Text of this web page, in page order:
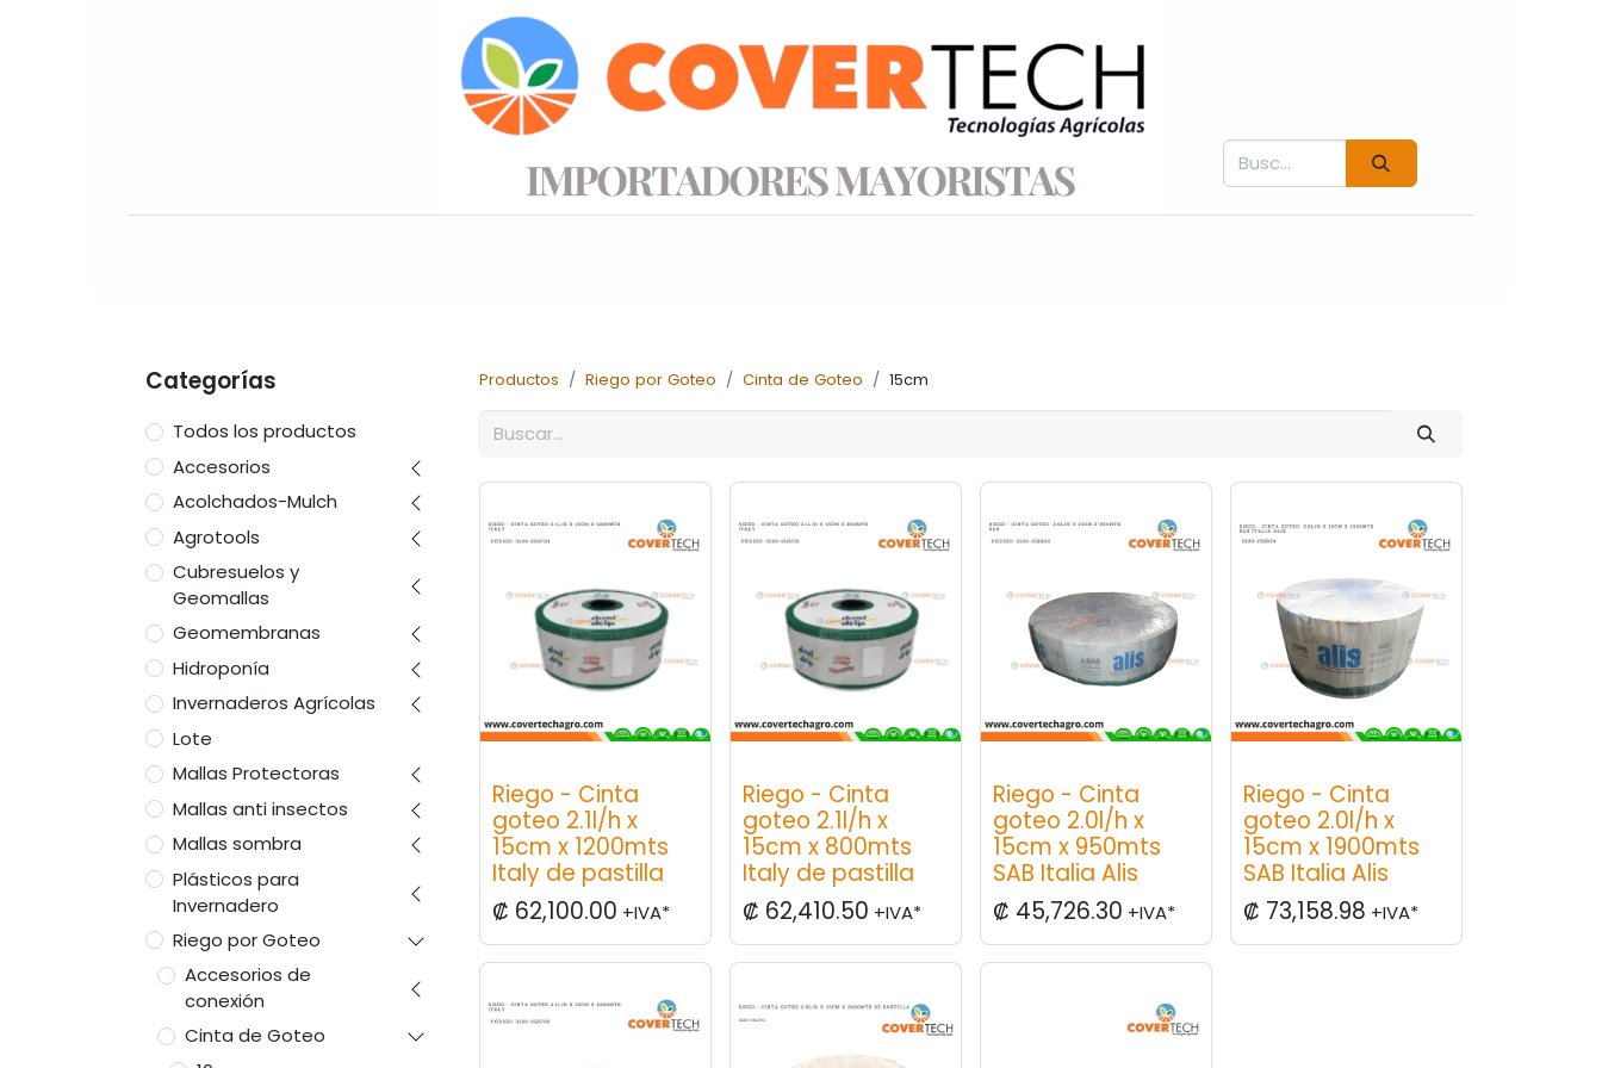
Categorías
Todos los productos
Accesorios
Acolchados-Mulch
Agrotools
Cubresuelos y
Geomallas
Geomembranas
Hidroponía
Invernaderos Agrícolas
Lote
Mallas Protectoras
Mallas anti insectos
Mallas sombra
Plásticos para
Invernadero
Riego por Goteo
Accesorios de
conexión
Cinta de Goteo
Productos Riego por Goteo Cinta de Goteo 15cm
Riego - Cinta
goteo 2.1l/h x
15cm x 1200mts
Italy de pastilla
₡ 62,100.00 +IVA*
Riego - Cinta
goteo 2.1l/h x
15cm x 800mts
Italy de pastilla
₡ 62,410.50 +IVA*
Riego - Cinta
goteo 2.0l/h x
15cm x 950mts
SAB Italia Alis
₡ 45,726.30 +IVA*
Riego - Cinta
goteo 2.0l/h x
15cm x 1900mts
SAB Italia Alis
₡ 73,158.98 +IVA*